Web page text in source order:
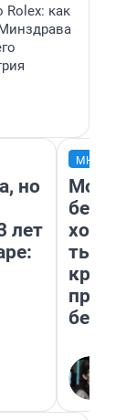
Rolex: как
но
лет
Мой